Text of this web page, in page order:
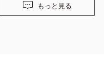
もっと見る